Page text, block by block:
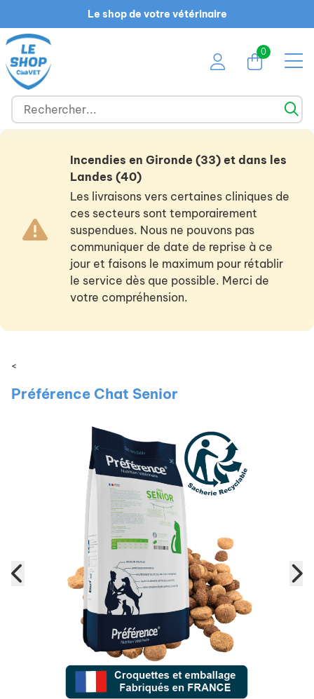
Le shop de votre vétérinaire
0
Incendies en Gironde (33) et dans les
Landes (40)
Les livraisons vers certaines cliniques de
ces secteurs sont temporairement
suspendues. Nous ne pouvons pas
communiquer de date de reprise à ce
jour et faisons le maximum pour rétablir
le service dès que possible. Merci de
votre compréhension.
<
Préférence Chat Senior